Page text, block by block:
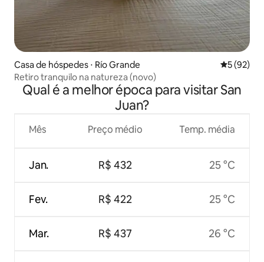
Casa de hóspedes ⋅ Río Grande 5 de uma
5 (92)
Retiro tranquilo na natureza (novo)
Qual é a melhor época para visitar San
Juan?
Mês
Jan.
Fev.
Mar.
Preço médio
R$ 432
R$ 422
R$ 437
Temp. média
25 °C
25 °C
26 °C